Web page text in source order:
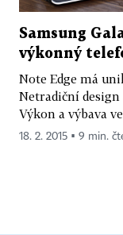
Samsung
výkonný
Note Edge má
Netradiční
Výkon a výbava
18. 2. 2015 ▪ 9 min.